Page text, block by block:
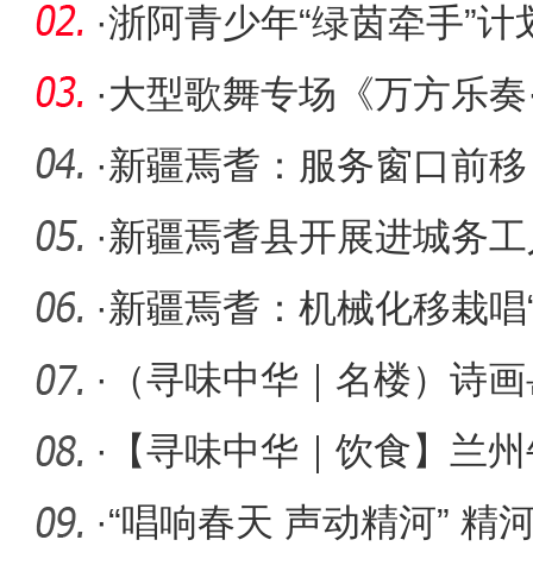
湖州参观
·浙阿青少年“绿茵牵手”
坪县
·大型歌舞专场《万方乐
大学震
·新疆焉耆：服务窗口前
腿”
·新疆焉耆县开展进城务
活动
·新疆焉耆：机械化移栽唱
好“钱”
·
（寻味中华｜名楼）诗
·
【寻味中华｜饮食】兰
面，面面不
·“唱响春天 声动精河” 精